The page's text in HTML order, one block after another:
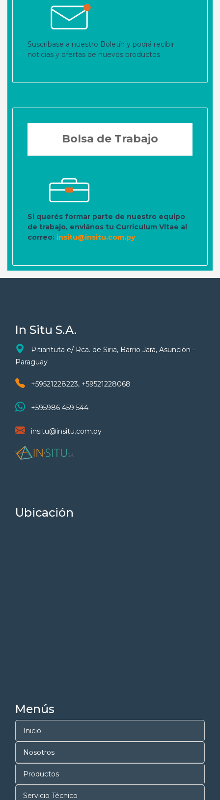
Suscribase a nuestro Boletín y podrá recibir
noticias y ofertas de nuevos productos
Bolsa de Trabajo
Si querés formar parte de nuestro equipo
de trabajo, enviános tu Curriculum Vitae al
correo: insitu@insitu.com.py
In Situ S.A.
Pitiantuta e/ Rca. de Siria, Barrio Jara, Asunción -
Paraguay
+59521228223, +59521228068
+595986 459 544
insitu@insitu.com.py
Ubicación
Menús
Inicio
Nosotros
Productos
Servicio Técnico